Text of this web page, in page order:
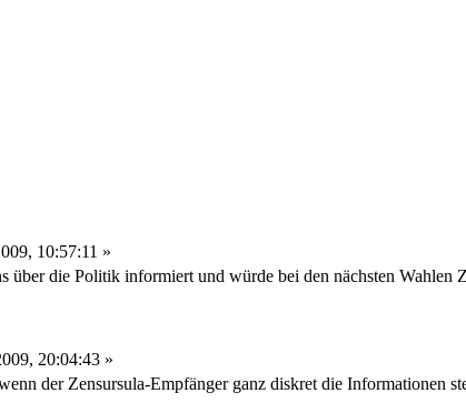
10:57:11 »
über die Politik informiert und würde bei den nächsten Wahlen
20:04:43 »
der Zensursula-Empfänger ganz diskret die Informationen